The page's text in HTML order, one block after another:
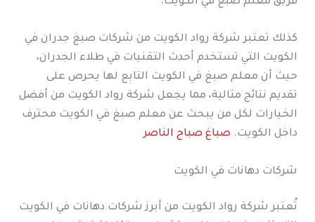
كذلك تعتبر شركة رواد الكويت من شركات صبغ جدران في
الكويت التي تستخدم أحدث التقنيات في طلاء الجدران،
حيث أن معلم صبغ في الكويت التابع لها يحرص على
تقديم نتائج مثالية، مما يجعل شركة رواد الكويت من أفضل
الخيارات لكل من يبحث عن معلم صبغ في الكويت محترف
داخل الكويت. صباغ صباح الناصر
شركات دهانات في الكويت
تُعتبر شركة رواد الكويت من أبرز شركات دهانات في الكويت